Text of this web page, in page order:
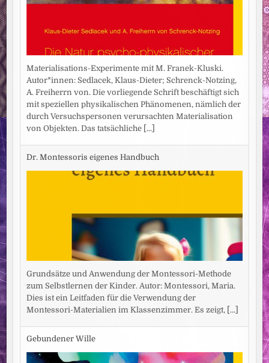
Materialisations-Experimente mit M. Franek-Kluski.
Autor*innen: Sedlacek, Klaus-Dieter; Schrenck-Notzing,
A. Freiherrn von. Die vorliegende Schrift beschäftigt sich
mit speziellen physikalischen Phänomenen, nämlich der
durch Versuchspersonen verursachten Materialisation
von Objekten. Das tatsächliche [...]
Dr. Montessoris eigenes Handbuch
Grundsätze und Anwendung der Montessori-Methode
zum Selbstlernen der Kinder. Autor: Montessori, Maria.
Dies ist ein Leitfaden für die Verwendung der
Montessori-Materialien im Klassenzimmer. Es zeigt, [...]
Gebundener Wille